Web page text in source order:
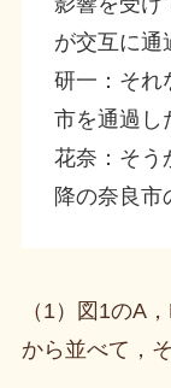
が交互に通
研一：それ
市を通過し
花奈：そう
降の奈良市
（1）図1のA
から並べて，